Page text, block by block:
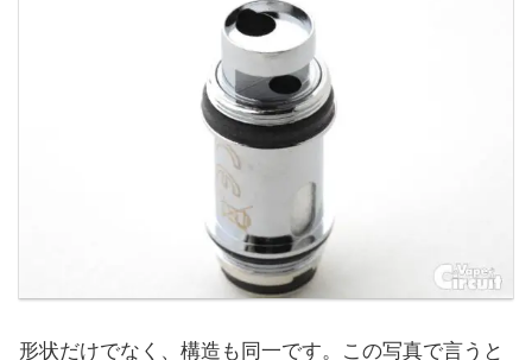
形状だけでなく、構造も同一です。この写真で言うと